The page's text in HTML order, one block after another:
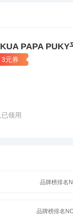
机构（德国GS安全
售后维修、更换零配
动信息。与自然为
人类出行提供优秀的
设计、生产到推广均
工程师和来自硅谷
际领先地位。深圳
性跟安全性，我们采
有倾斜保护(左右超
电量在剩余百分之15
PAPA PUKY
3元券
领用
品牌榜排名
品牌榜排名